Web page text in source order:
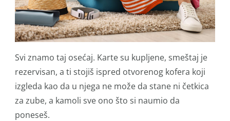
Svi znamo taj osećaj. Karte su kupljene, smeštaj je
rezervisan, a ti stojiš ispred otvorenog kofera koji
izgleda kao da u njega ne može da stane ni četkica
za zube, a kamoli sve ono što si naumio da
poneseš.